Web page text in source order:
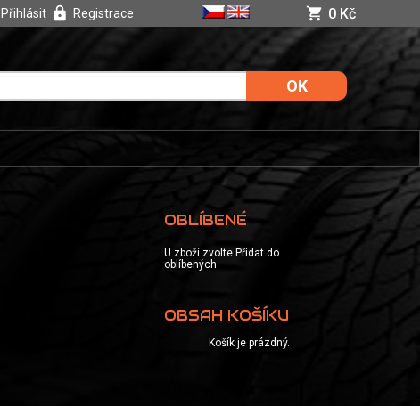
Přihlásit Registrace 0 Kč
OBLÍBENÉ
U zboží zvolte Přidat do
oblíbených.
OBSAH KOŠÍKU
Košík je prázdný.